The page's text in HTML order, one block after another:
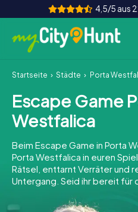
4,5/5 aus
So funktioniert's
Städte
Teamevent
Tickets
Startseite Städte Porta
Escape Game
Westfalica
Beim Escape Game in Porta
Porta Westfalica in euren
Rätsel, enttarnt Verräter und
Untergang. Seid ihr bereit für